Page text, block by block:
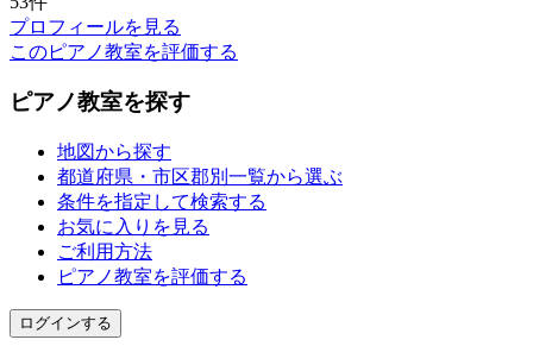
プロフィールを見る
このピアノ教室を評価する
ピアノ教室を探す
地図から探す
都道府県・市区郡別一覧から選ぶ
条件を指定して検索する
お気に入りを見る
ご利用方法
ピアノ教室を評価する
ログインする